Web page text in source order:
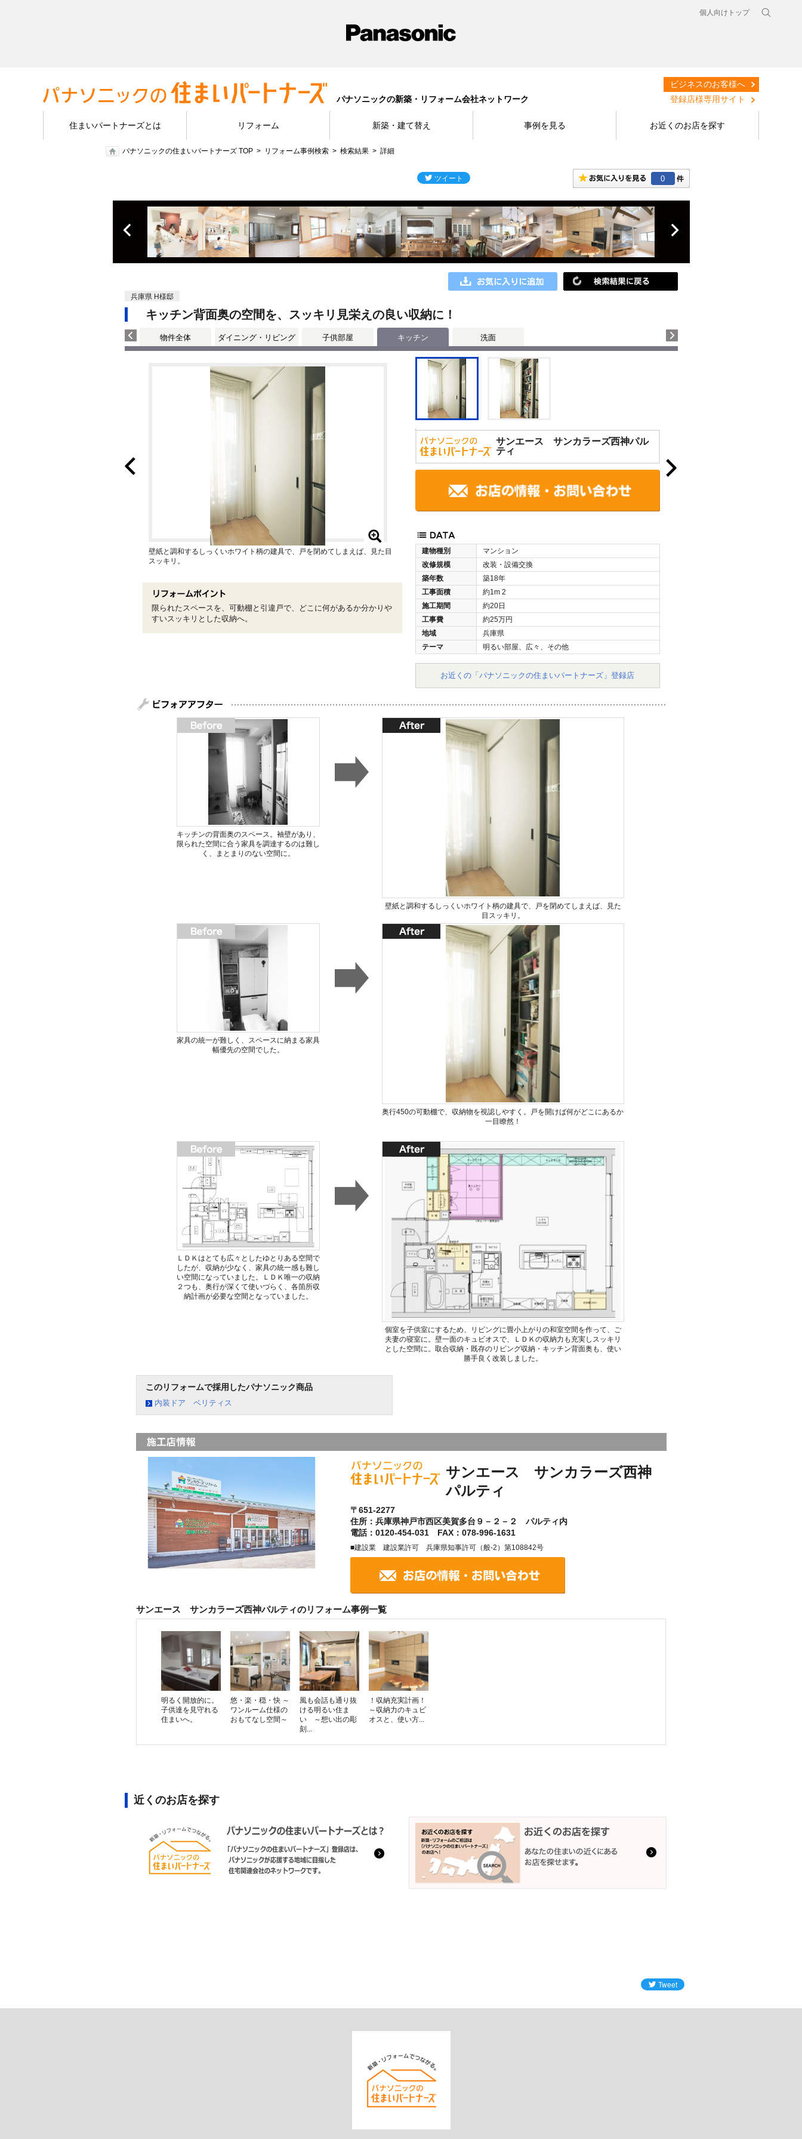
個人向けトップ
パナソニックの新築・リフォーム会社ネットワーク
ビジネスのお客様へ
登録店様専用サイト
住まいパートナーズとは リフォーム 新築・建て替え 事例を見る お近くのお店を探す
パナソニックの住まいパートナーズ TOP リフォーム事例検索 検索結果 詳細
0
兵庫県 H様邸
キッチン背面奥の空間を、スッキリ見栄えの良い収納に！
物件全体 ダイニング・リビング 子供部屋 キッチン 洗面
サンエース サンカラーズ西神パル
ティ
建物種別
マンション
改修規模
改装・設備交換
築年数
築18年
工事面積
約1m 2
施工期間
約20日
工事費
約25万円
地域
兵庫県
テーマ
明るい部屋、広々、その他
お近くの「パナソニックの住まいパートナーズ」登録店
壁紙と調和するしっくいホワイト柄の建具で、戸を閉めてしまえば、見た目
スッキリ。
限られたスペースを、可動棚と引違戸で、どこに何があるか分かりや
すいスッキリとした収納へ。
キッチンの背面奥のスペース。袖壁があり、
限られた空間に合う家具を調達するのは難し
く、まとまりのない空間に。
壁紙と調和するしっくいホワイト柄の建具で、戸を閉めてしまえば、見た
目スッキリ。
家具の統一が難しく、スペースに納まる家具
幅優先の空間でした。
奥行450の可動棚で、収納物を視認しやすく。戸を開けば何がどこにあるか
一目瞭然！
ＬＤＫはとても広々としたゆとりある空間で
したが、収納が少なく、家具の統一感も難し
い空間になっていました。ＬＤＫ唯一の収納
２つも、奥行が深くて使いづらく、各箇所収
納計画が必要な空間となっていました。
個室を子供室にするため、リビングに畳小上がりの和室空間を作って、ご
夫妻の寝室に。壁一面のキュビオスで、ＬＤＫの収納力も充実しスッキリ
とした空間に。取合収納・既存のリビング収納・キッチン背面奥も、使い
勝手良く改装しました。
このリフォームで採用したパナソニック商品
内装ドア ベリティス
サンエース サンカラーズ西神
パルティ
〒651-2277
住所：兵庫県神戸市西区美賀多台９－２－２ パルティ内
電話：0120-454-031 FAX：078-996-1631
■建設業 建設業許可 兵庫県知事許可（般-2）第108842号
サンエース サンカラーズ西神パルティのリフォーム事例一覧
明るく開放的に。
子供達を見守れる
住まいへ。
悠・楽・穏・快 ～
ワンルーム仕様の
おもてなし空間～
風も会話も通り抜
ける明るい住ま
い ～想い出の彫
刻...
！収納充実計画！
～収納力のキュビ
オスと、使い方...
近くのお店を探す